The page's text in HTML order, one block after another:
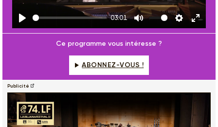
Play
03:01
Mute Settings
Enter
Ce programme vous intéresse ?
ABONNEZ-VOUS !
Publicité